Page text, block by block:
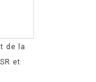
de la
et